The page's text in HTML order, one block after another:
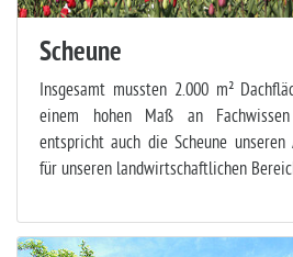
Scheune
Insgesamt mussten 2.000 m²
einem hohen Maß an
entspricht auch die Scheune unseren
für unseren landwirtschaftlichen